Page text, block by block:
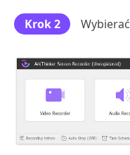
Krok 2 Wybierać